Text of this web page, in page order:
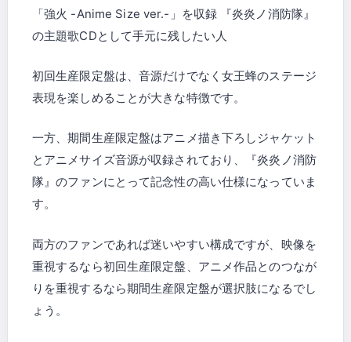
「強火 -Anime Size ver.-」を収録 『炎炎ノ消防隊』
の主題歌CDとして手元に残したい人
初回生産限定盤は、音源だけでなく女王蜂のステージ
表現を楽しめることが大きな特徴です。
一方、期間生産限定盤はアニメ描き下ろしジャケット
とアニメサイズ音源が収録されており、『炎炎ノ消防
隊』のファンにとって記念性の高い仕様になっていま
す。
両方のファンであれば迷いやすい構成ですが、映像を
重視するなら初回生産限定盤、アニメ作品とのつなが
りを重視するなら期間生産限定盤が選択肢になるでし
ょう。